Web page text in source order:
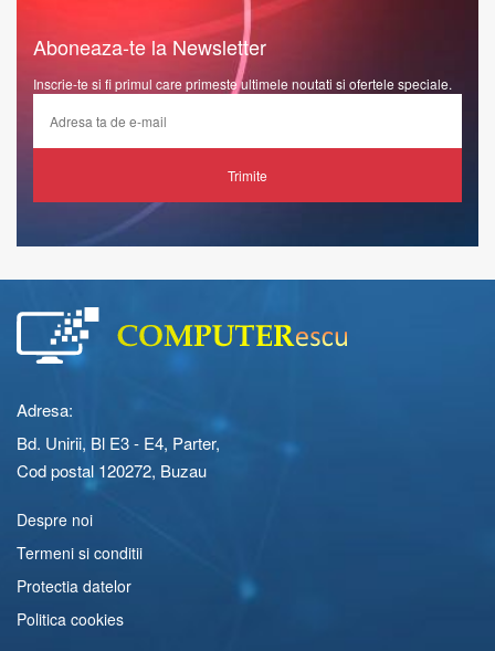
Aboneaza-te la Newsletter
Inscrie-te si fi primul care primeste ultimele noutati si ofertele speciale.
Trimite
Adresa:
Bd. Unirii, Bl E3 - E4, Parter,
Cod postal 120272, Buzau
Despre noi
Termeni si conditii
Protectia datelor
Politica cookies